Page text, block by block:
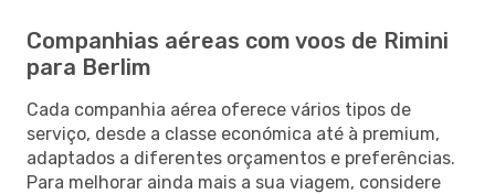
Companhias aéreas com voos de Rimini
para Berlim
Cada companhia aérea oferece vários tipos de
serviço, desde a classe económica até à premium,
adaptados a diferentes orçamentos e preferências.
Para melhorar ainda mais a sua viagem, considere